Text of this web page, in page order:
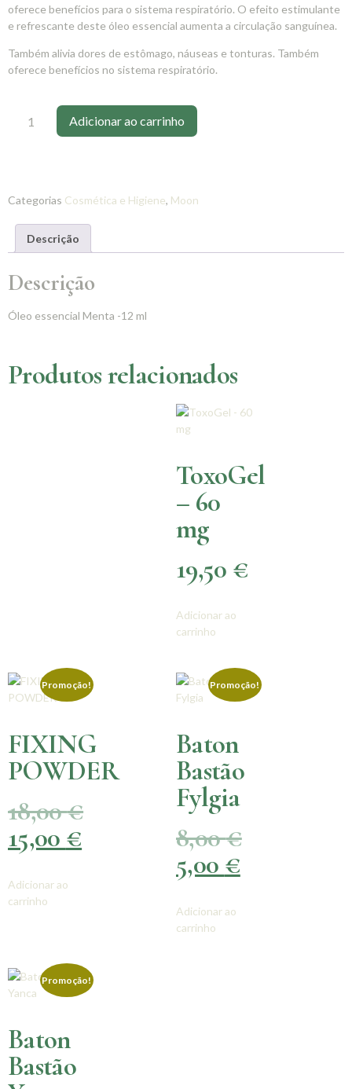
oferece benefícios para o sistema respiratório. O efeito estimulante
e refrescante deste óleo essencial aumenta a circulação sanguínea.
Também alivia dores de estômago, náuseas e tonturas. Também
oferece benefícios no sistema respiratório.
Adicionar ao carrinho
Categorias Cosmética e Higiene, Moon
Descrição
Descrição
Óleo essencial Menta -12 ml
Produtos relacionados
ToxoGel
– 60
mg
19,50 €
Adicionar ao
carrinho
Promoção!
FIXING
POWDER
18,00€
15,00 €
Adicionar ao
carrinho
Promoção!
Baton
Bastão
Fylgia
8,00€
5,00 €
Adicionar ao
carrinho
Promoção!
Baton
Bastão